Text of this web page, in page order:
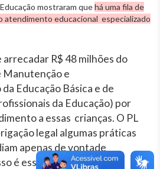
mostraram quehá uma fila de
atendimento educacional especializado
arrecadar R$ 48 milhões do
Manutenção e
Educação Básica e de
da Educação) por
a essas crianças. O PL
legal algumas práticas
apenas de vontade
é essencial para